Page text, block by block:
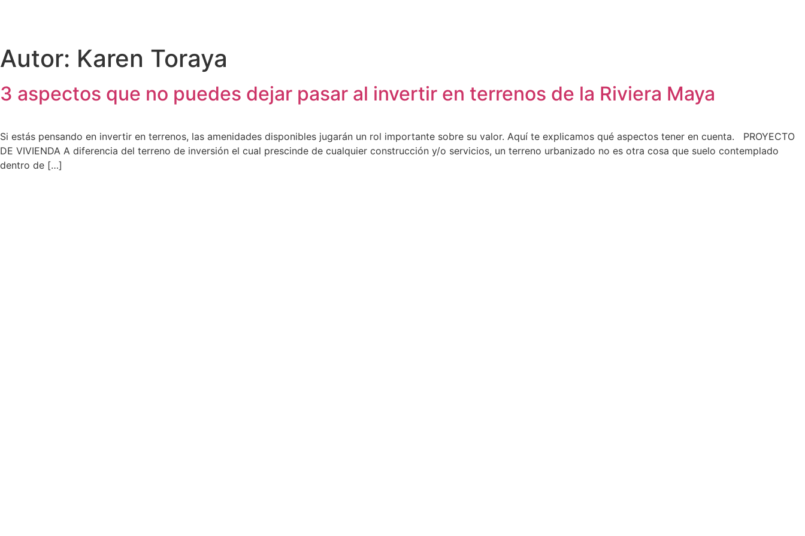
Autor: Karen Toraya
3 aspectos que no puedes dejar pasar al invertir en terrenos de la Riviera Maya
Si estás pensando en invertir en terrenos, las amenidades disponibles jugarán un rol importante sobre su valor. Aquí te explicamos qué aspectos tener en cuenta. PROYECTO
DE VIVIENDA A diferencia del terreno de inversión el cual prescinde de cualquier construcción y/o servicios, un terreno urbanizado no es otra cosa que suelo contemplado
dentro de […]